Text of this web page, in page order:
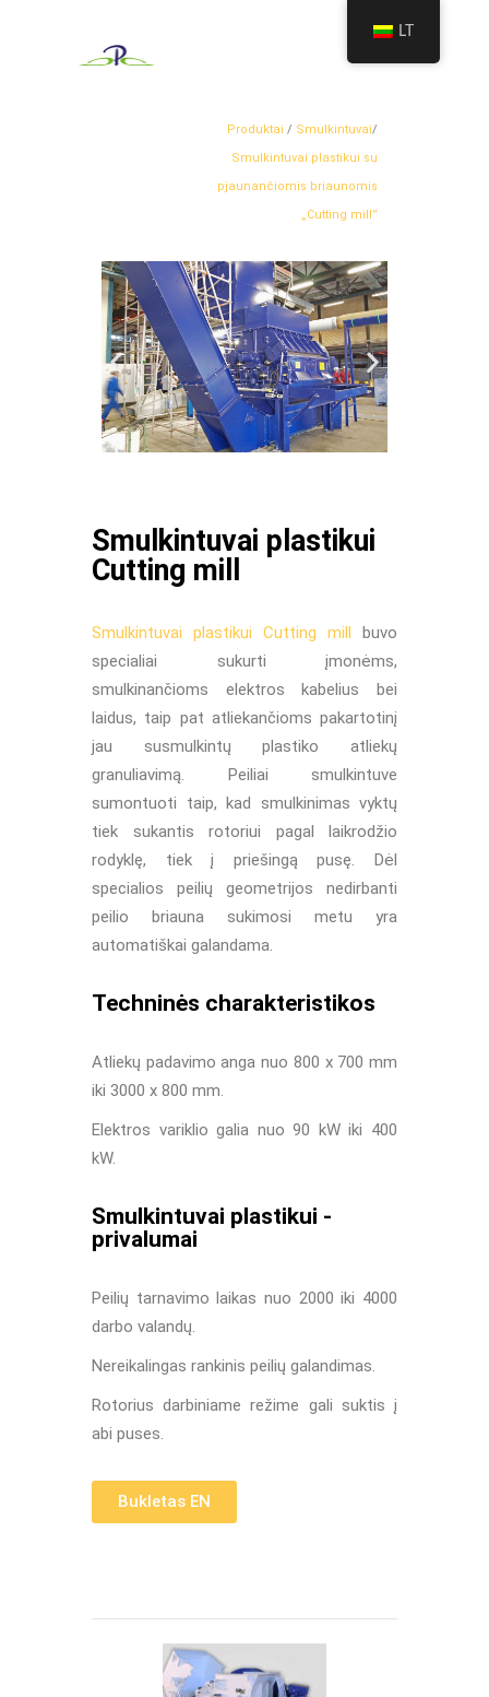
Produktai / Smulkintuvai/
Smulkintuvai plastikui su
pjaunančiomis briaunomis
„Cutting mill”
Smulkintuvai plastikui
Cutting mill
Smulkintuvai plastikui Cutting mill buvo
specialiai sukurti įmonėms,
smulkinančioms elektros kabelius bei
laidus, taip pat atliekančioms pakartotinį
jau susmulkintų plastiko atliekų
granuliavimą. Peiliai smulkintuve
sumontuoti taip, kad smulkinimas vyktų
tiek sukantis rotoriui pagal laikrodžio
rodyklę, tiek į priešingą pusę. Dėl
specialios peilių geometrijos nedirbanti
peilio briauna sukimosi metu yra
automatiškai galandama.
Techninės charakteristikos
Atliekų padavimo anga nuo 800 x 700 mm
iki 3000 x 800 mm.
Elektros variklio galia nuo 90 kW iki 400
kW.
Smulkintuvai plastikui -
privalumai
Peilių tarnavimo laikas nuo 2000 iki 4000
darbo valandų.
Nereikalingas rankinis peilių galandimas.
Rotorius darbiniame režime gali suktis į
abi puses.
Bukletas EN
LT